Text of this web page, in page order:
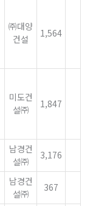
㈜대양
건설
1,564
미도건
설㈜
1,847
남경건
설㈜
3,176
남경건
설㈜
367